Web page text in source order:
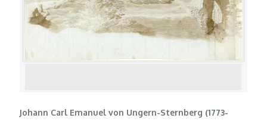
Johann Carl Emanuel von Ungern-Sternberg (1773-